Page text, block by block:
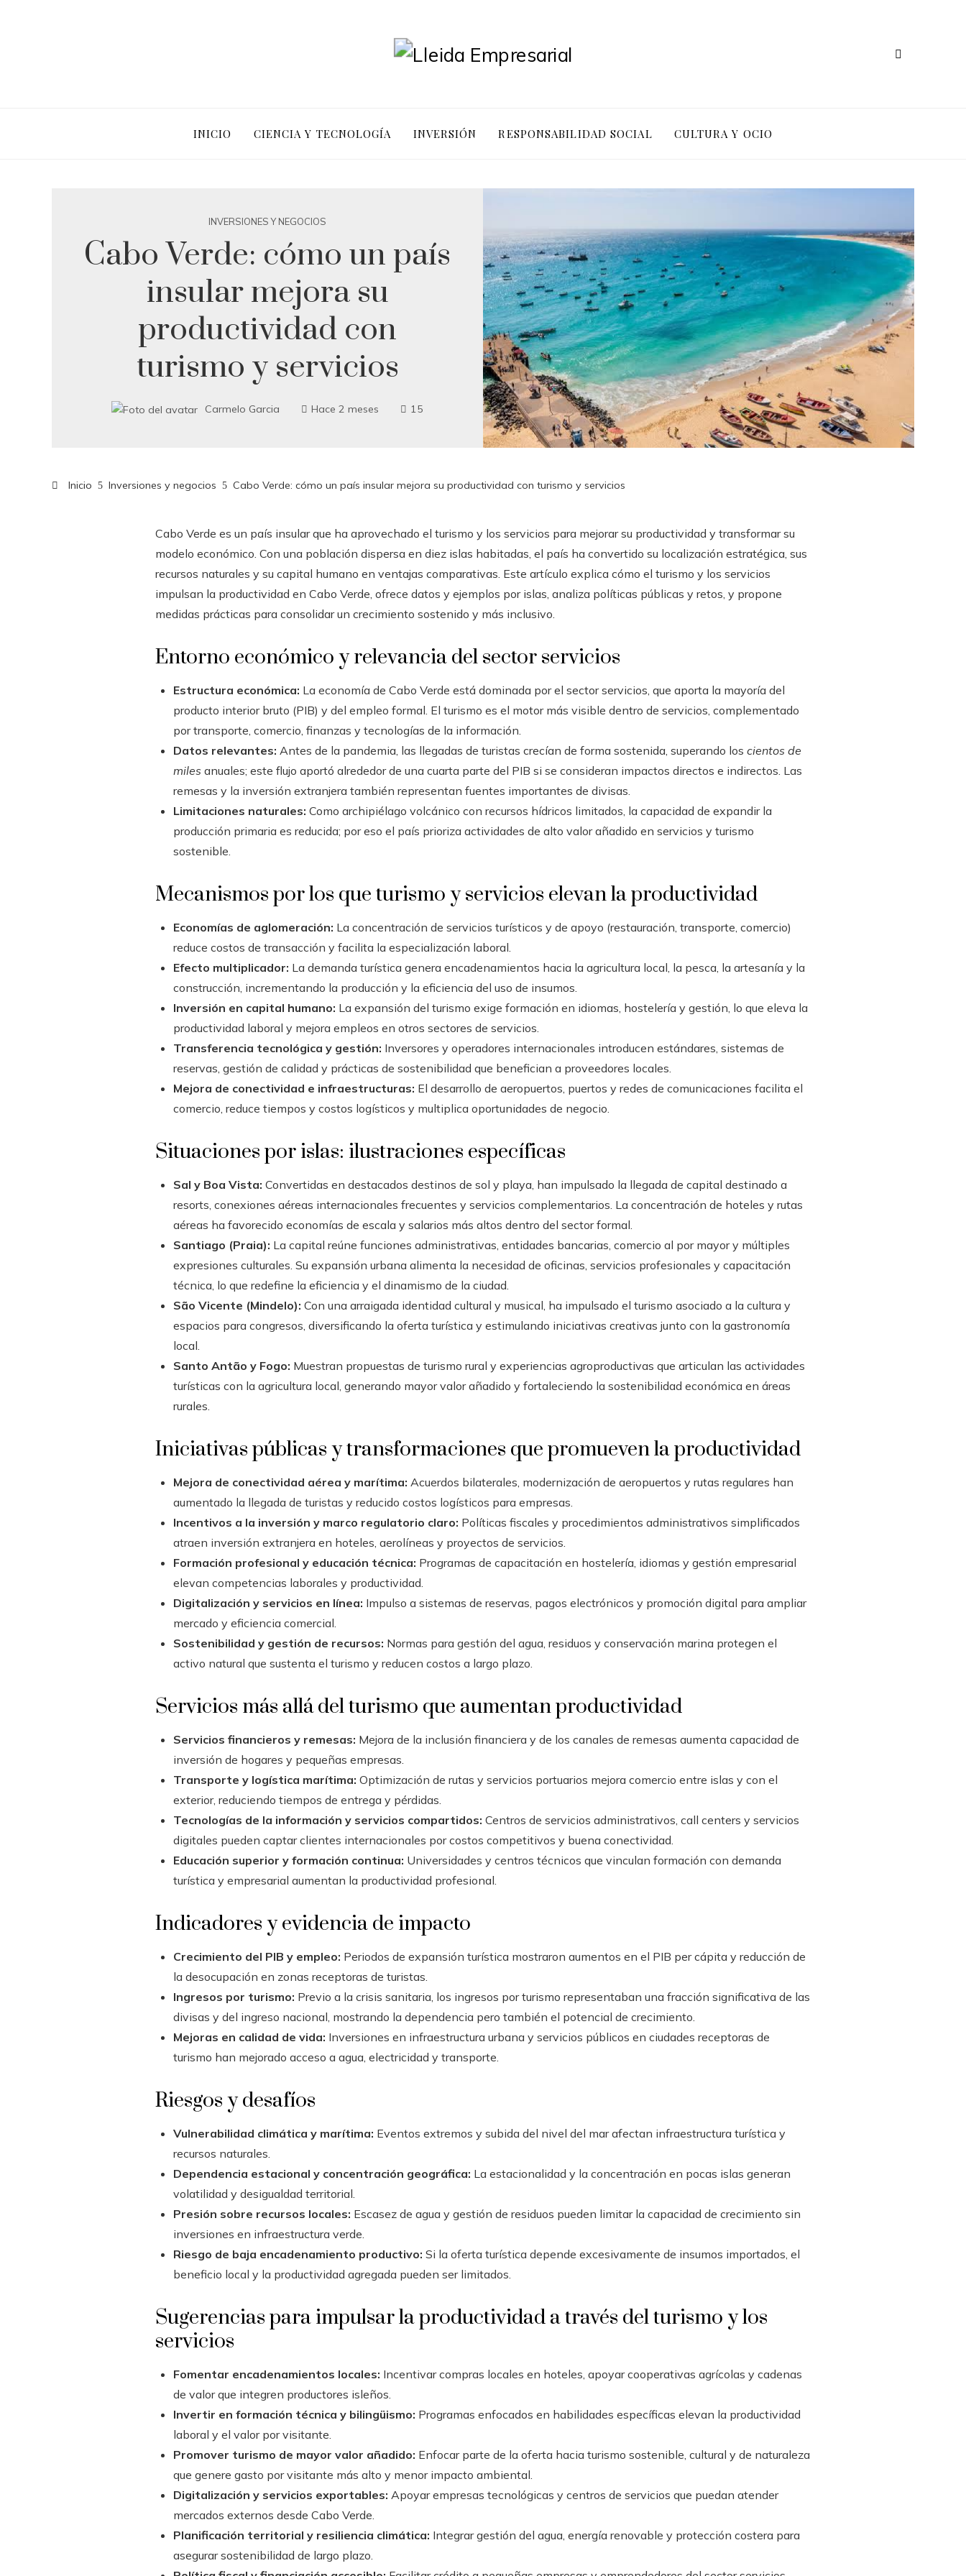
INICIO CIENCIA Y TECNOLOGÍA INVERSIÓN RESPONSABILIDAD SOCIAL CULTURA Y OCIO
INVERSIONES Y NEGOCIOS
Cabo Verde: cómo un país
insular mejora su
productividad con
turismo y servicios
Carmelo Garcia Hace 2 meses 15
Inicio Inversiones y negocios Cabo Verde: cómo un país insular mejora su productividad con turismo y servicios
Cabo Verde es un país insular que ha aprovechado el turismo y los servicios para mejorar su productividad y transformar su
modelo económico. Con una población dispersa en diez islas habitadas, el país ha convertido su localización estratégica, sus
recursos naturales y su capital humano en ventajas comparativas. Este artículo explica cómo el turismo y los servicios
impulsan la productividad en Cabo Verde, ofrece datos y ejemplos por islas, analiza políticas públicas y retos, y propone
medidas prácticas para consolidar un crecimiento sostenido y más inclusivo.
Entorno económico y relevancia del sector servicios
Estructura económica: La economía de Cabo Verde está dominada por el sector servicios, que aporta la mayoría del
producto interior bruto (PIB) y del empleo formal. El turismo es el motor más visible dentro de servicios, complementado
por transporte, comercio, finanzas y tecnologías de la información.
Datos relevantes: Antes de la pandemia, las llegadas de turistas crecían de forma sostenida, superando los cientos de
miles anuales; este flujo aportó alrededor de una cuarta parte del PIB si se consideran impactos directos e indirectos. Las
remesas y la inversión extranjera también representan fuentes importantes de divisas.
Limitaciones naturales: Como archipiélago volcánico con recursos hídricos limitados, la capacidad de expandir la
producción primaria es reducida; por eso el país prioriza actividades de alto valor añadido en servicios y turismo
sostenible.
Mecanismos por los que turismo y servicios elevan la productividad
Economías de aglomeración: La concentración de servicios turísticos y de apoyo (restauración, transporte, comercio)
reduce costos de transacción y facilita la especialización laboral.
Efecto multiplicador: La demanda turística genera encadenamientos hacia la agricultura local, la pesca, la artesanía y la
construcción, incrementando la producción y la eficiencia del uso de insumos.
Inversión en capital humano: La expansión del turismo exige formación en idiomas, hostelería y gestión, lo que eleva la
productividad laboral y mejora empleos en otros sectores de servicios.
Transferencia tecnológica y gestión: Inversores y operadores internacionales introducen estándares, sistemas de
reservas, gestión de calidad y prácticas de sostenibilidad que benefician a proveedores locales.
Mejora de conectividad e infraestructuras: El desarrollo de aeropuertos, puertos y redes de comunicaciones facilita el
comercio, reduce tiempos y costos logísticos y multiplica oportunidades de negocio.
Situaciones por islas: ilustraciones específicas
Sal y Boa Vista: Convertidas en destacados destinos de sol y playa, han impulsado la llegada de capital destinado a
resorts, conexiones aéreas internacionales frecuentes y servicios complementarios. La concentración de hoteles y rutas
aéreas ha favorecido economías de escala y salarios más altos dentro del sector formal.
Santiago (Praia): La capital reúne funciones administrativas, entidades bancarias, comercio al por mayor y múltiples
expresiones culturales. Su expansión urbana alimenta la necesidad de oficinas, servicios profesionales y capacitación
técnica, lo que redefine la eficiencia y el dinamismo de la ciudad.
São Vicente (Mindelo): Con una arraigada identidad cultural y musical, ha impulsado el turismo asociado a la cultura y
espacios para congresos, diversificando la oferta turística y estimulando iniciativas creativas junto con la gastronomía
local.
Santo Antão y Fogo: Muestran propuestas de turismo rural y experiencias agroproductivas que articulan las actividades
turísticas con la agricultura local, generando mayor valor añadido y fortaleciendo la sostenibilidad económica en áreas
rurales.
Iniciativas públicas y transformaciones que promueven la productividad
Mejora de conectividad aérea y marítima: Acuerdos bilaterales, modernización de aeropuertos y rutas regulares han
aumentado la llegada de turistas y reducido costos logísticos para empresas.
Incentivos a la inversión y marco regulatorio claro: Políticas fiscales y procedimientos administrativos simplificados
atraen inversión extranjera en hoteles, aerolíneas y proyectos de servicios.
Formación profesional y educación técnica: Programas de capacitación en hostelería, idiomas y gestión empresarial
elevan competencias laborales y productividad.
Digitalización y servicios en línea: Impulso a sistemas de reservas, pagos electrónicos y promoción digital para ampliar
mercado y eficiencia comercial.
Sostenibilidad y gestión de recursos: Normas para gestión del agua, residuos y conservación marina protegen el
activo natural que sustenta el turismo y reducen costos a largo plazo.
Servicios más allá del turismo que aumentan productividad
Servicios financieros y remesas: Mejora de la inclusión financiera y de los canales de remesas aumenta capacidad de
inversión de hogares y pequeñas empresas.
Transporte y logística marítima: Optimización de rutas y servicios portuarios mejora comercio entre islas y con el
exterior, reduciendo tiempos de entrega y pérdidas.
Tecnologías de la información y servicios compartidos: Centros de servicios administrativos, call centers y servicios
digitales pueden captar clientes internacionales por costos competitivos y buena conectividad.
Educación superior y formación continua: Universidades y centros técnicos que vinculan formación con demanda
turística y empresarial aumentan la productividad profesional.
Indicadores y evidencia de impacto
Crecimiento del PIB y empleo: Periodos de expansión turística mostraron aumentos en el PIB per cápita y reducción de
la desocupación en zonas receptoras de turistas.
Ingresos por turismo: Previo a la crisis sanitaria, los ingresos por turismo representaban una fracción significativa de las
divisas y del ingreso nacional, mostrando la dependencia pero también el potencial de crecimiento.
Mejoras en calidad de vida: Inversiones en infraestructura urbana y servicios públicos en ciudades receptoras de
turismo han mejorado acceso a agua, electricidad y transporte.
Riesgos y desafíos
Vulnerabilidad climática y marítima: Eventos extremos y subida del nivel del mar afectan infraestructura turística y
recursos naturales.
Dependencia estacional y concentración geográfica: La estacionalidad y la concentración en pocas islas generan
volatilidad y desigualdad territorial.
Presión sobre recursos locales: Escasez de agua y gestión de residuos pueden limitar la capacidad de crecimiento sin
inversiones en infraestructura verde.
Riesgo de baja encadenamiento productivo: Si la oferta turística depende excesivamente de insumos importados, el
beneficio local y la productividad agregada pueden ser limitados.
Sugerencias para impulsar la productividad a través del turismo y los
servicios
Fomentar encadenamientos locales: Incentivar compras locales en hoteles, apoyar cooperativas agrícolas y cadenas
de valor que integren productores isleños.
Invertir en formación técnica y bilingüismo: Programas enfocados en habilidades específicas elevan la productividad
laboral y el valor por visitante.
Promover turismo de mayor valor añadido: Enfocar parte de la oferta hacia turismo sostenible, cultural y de naturaleza
que genere gasto por visitante más alto y menor impacto ambiental.
Digitalización y servicios exportables: Apoyar empresas tecnológicas y centros de servicios que puedan atender
mercados externos desde Cabo Verde.
Planificación territorial y resiliencia climática: Integrar gestión del agua, energía renovable y protección costera para
asegurar sostenibilidad de largo plazo.